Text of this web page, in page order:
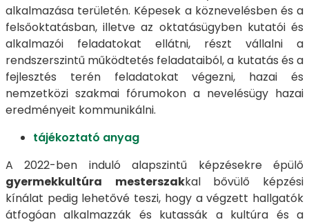
alkalmazása területén. Képesek a köznevelésben és a
felsőoktatásban, illetve az oktatásügyben kutatói és
alkalmazói feladatokat ellátni, részt vállalni a
rendszerszintű működtetés feladataiból, a kutatás és a
fejlesztés terén feladatokat végezni, hazai és
nemzetközi szakmai fórumokon a nevelésügy hazai
eredményeit kommunikálni.
tájékoztató anyag
A 2022-ben induló alapszintű képzésekre épülő
gyermekkultúra
mesterszakkal bővülő képzési
kínálat pedig lehetővé teszi, hogy a végzett hallgatók
átfogóan alkalmazzák és kutassák a kultúra és a